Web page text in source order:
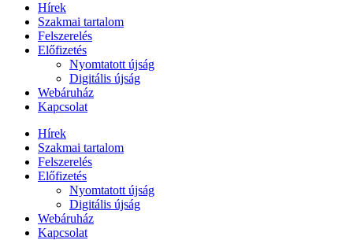
Hírek
Szakmai tartalom
Felszerelés
Előfizetés
Nyomtatott újság
Digitális újság
Webáruház
Kapcsolat
Hírek
Szakmai tartalom
Felszerelés
Előfizetés
Nyomtatott újság
Digitális újság
Webáruház
Kapcsolat